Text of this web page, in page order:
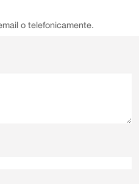
o telefonicamente.